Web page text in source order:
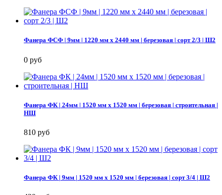
Фанера ФСФ | 9мм | 1220 мм х 2440 мм | березовая | сорт 2/3 | Ш2
0 руб
Фанера ФК | 24мм | 1520 мм х 1520 мм | березовая | строительная |
НШ
810 руб
Фанера ФК | 9мм | 1520 мм х 1520 мм | березовая | сорт 3/4 | Ш2